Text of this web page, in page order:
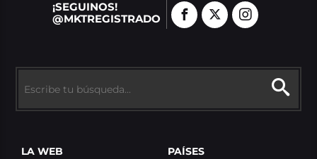
¡SEGUINOS!
@MKTREGISTRADO
LA WEB PAÍSES